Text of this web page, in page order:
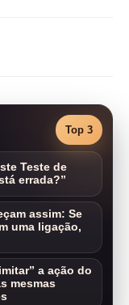
Top 3
Teste de
errada?”
assim: Se
uma ligação,
a ação do
mesmas